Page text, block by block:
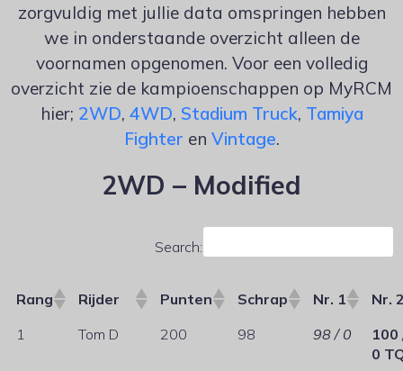
zorgvuldig met jullie data omspringen hebben
we in onderstaande overzicht alleen de
voornamen opgenomen. Voor een volledig
overzicht zie de kampioenschappen op MyRCM
hier; 2WD, 4WD, Stadium Truck, Tamiya
Fighter en Vintage.
2WD – Modified
Search:
Rang Rijder Punten Schrap Nr. 1
Nr.
1
Tom D 200 98 98 / 0
100
0